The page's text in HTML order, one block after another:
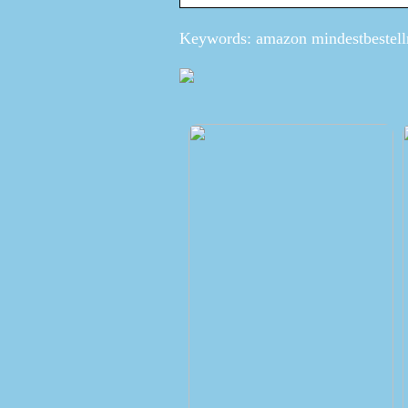
Keywords: amazon